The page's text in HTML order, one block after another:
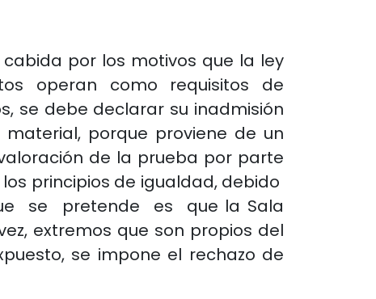
por los motivos que la ley
operan como requisitos de
se debe declarar su inadmisión
porque proviene de un
de la prueba por parte
principios de igualdad, debido
se pretende es que la Sala
extremos que son propios del
se impone el rechazo de